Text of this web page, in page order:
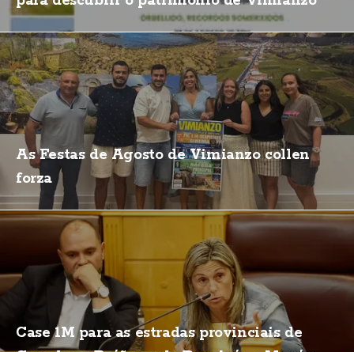
As Festas de Agosto de Vimianzo collen
forza
Case 1M para as estradas provinciais de